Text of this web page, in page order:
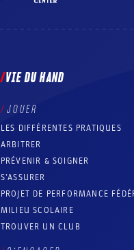
VIE DU HAND
JOUER
LES DIFFÉRENTES PRATIQUES
ARBITRER
PRÉVENIR & SOIGNER
S’ASSURER
PROJET DE PERFORMANCE
MILIEU SCOLAIRE
TROUVER UN CLUB